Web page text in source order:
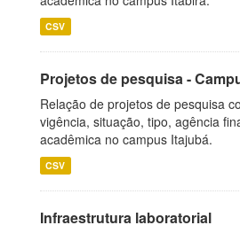
CSV
Projetos de pesquisa -
Relação de projetos de pesquisa
vigência, situação, tipo, agência
acadêmica no campus Itajubá.
CSV
Infraestrutura laboratorial